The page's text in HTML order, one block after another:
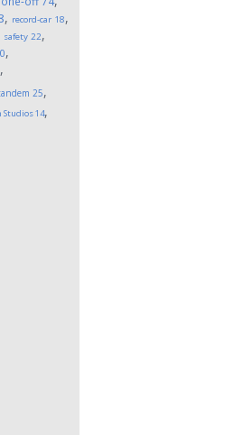
, record-car 18,
safety 22,
,
,
25,
Studios14,